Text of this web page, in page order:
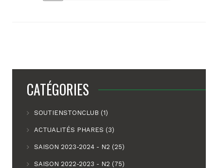
CATÉGORIES
SOUTIENSTONCLUB (1)
ACTUALITÉS PHARES (3)
SAISON 2023-2024 - N2 (25)
SAISON 2022-2023 - N2 (75)